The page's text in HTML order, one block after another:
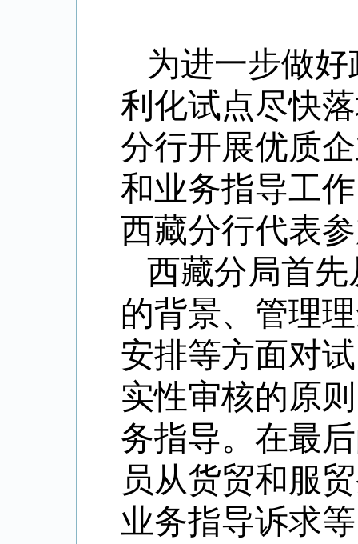
为进一步做好
利化试点尽快
分行开展优质
和业务指导工
西藏分行代表
西藏分局首先
的背景、管理
安排等方面对
实性审核的原
务指导。在最
员从货贸和服
业务指导诉求